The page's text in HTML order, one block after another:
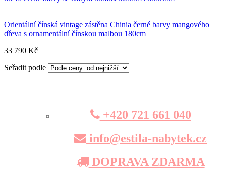
Orientální čínská vintage zástěna Chinia černé barvy mangového
dřeva s ornamentální čínskou malbou 180cm
33 790 Kč
Seřadit podle
+420 721 661 040
info@estila-nabytek.cz
DOPRAVA ZDARMA